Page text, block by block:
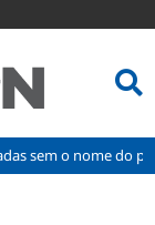
do pai no Brasil